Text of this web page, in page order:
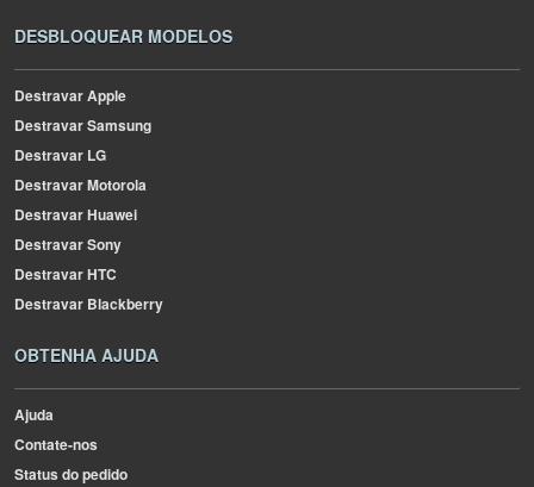
DESBLOQUEAR MODELOS
Destravar Apple
Destravar Samsung
Destravar LG
Destravar Motorola
Destravar Huawei
Destravar Sony
Destravar HTC
Destravar Blackberry
OBTENHA AJUDA
Ajuda
Contate-nos
Status do pedido